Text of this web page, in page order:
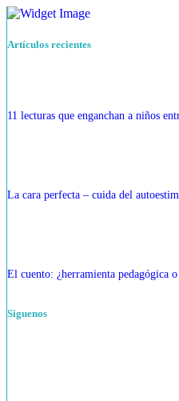
Artículos recientes
11 lecturas que enganchan a niños
La cara perfecta – cuida del
El cuento: ¿herramienta pedagógica o
Siguenos